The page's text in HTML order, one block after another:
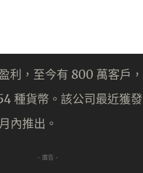
，至今有 800 萬客戶
種貨幣。該公司最近獲
內推出。
- 廣告 -